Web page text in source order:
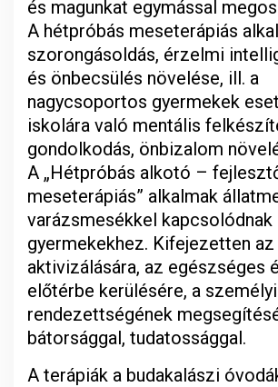
és magunkat egymással
A hétpróbás meseterápiás
szorongásoldás, érzelmi
és önbecsülés növelése, ill. a
nagycsoportos gyermekek
iskolára való mentális
gondolkodás, önbizalom
A „Hétpróbás alkotó –
meseterápiás” alkalmak
varázsmesékkel kapcsolódnak
gyermekekhez. Kifejezetten
aktivizálására, az egészséges
előtérbe kerülésére, a
rendezettségének
bátorsággal, tudatossággal.
A terápiák a budakalászi